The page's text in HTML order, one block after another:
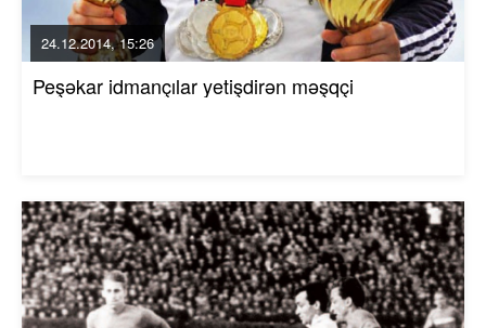
24.12.2014, 15:26
Peşəkar idmançılar yetişdirən məşqçi